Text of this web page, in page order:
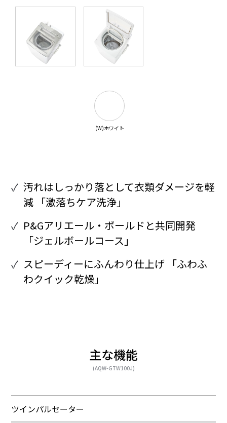
(W)ホワイト
汚れはしっかり落として衣類ダメージを軽
減 「激落ちケア洗浄」
P&Gアリエール・ボールドと共同開発
「ジェルボールコース」
スピーディーにふんわり仕上げ 「ふわふ
わクイック乾燥」
主な機能
(AQW-GTW100J)
ツインパルセーター